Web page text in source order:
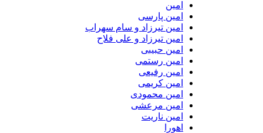
امین پارسی
امین تیرزاد و سام سهراب
امین تیرزاد و علی فلاح
امین حبیبی
امین رستمی
امین رفیعی
امین کریمی
امین محمودی
امین مرعشی
امین ناریت